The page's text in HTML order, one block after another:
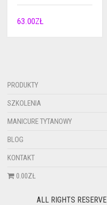
63.00ZŁ
PRODUKTY
SZKOLENIA
MANICURE TYTANOWY
BLOG
KONTAKT
0.00ZŁ
ALL RIGHTS